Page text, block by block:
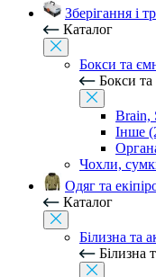
Зберігання і
Каталог
Бокси та
Бокси та
Brain,
Інше
Чохли,
Одяг та
Каталог
Білизна та
Білизна